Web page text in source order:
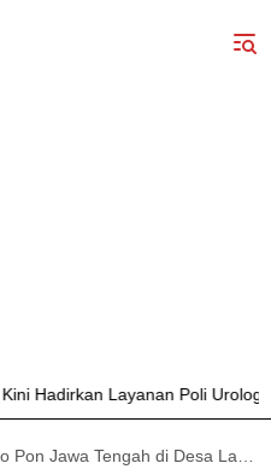
Layanan Poli Urologi Bagi